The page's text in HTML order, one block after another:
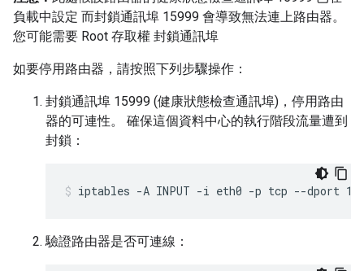
負載中設定 而封鎖通訊埠 15999 會導致無法連上路由器。
您可能需要 Root 存取權 封鎖通訊埠
如要停用路由器，請按照下列步驟操作：
封鎖通訊埠 15999 (健康狀態檢查通訊埠)，停用路由
器的可連性。 確保這個資料中心的執行階段流量遭到
封鎖：
iptables -A INPUT -i eth0 -p tcp --dport
驗證路由器是否可連線：